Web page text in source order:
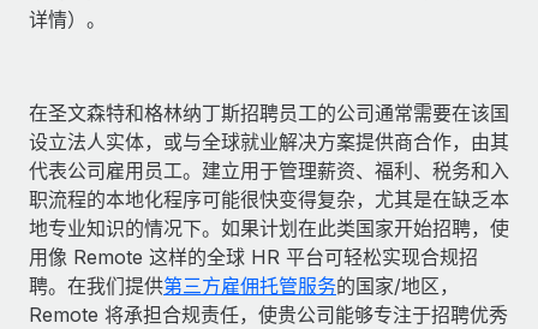
详情）。
在圣文森特和格林纳丁斯招聘员工的公司通常需要在该国
设立法人实体，或与全球就业解决方案提供商合作，由其
代表公司雇用员工。建立用于管理薪资、福利、税务和入
职流程的本地化程序可能很快变得复杂，尤其是在缺乏本
地专业知识的情况下。如果计划在此类国家开始招聘，使
用像 Remote 这样的全球 HR 平台可轻松实现合规招
聘。在我们提供第三方雇佣托管服务的国家/地区，
Remote 将承担合规责任，使贵公司能够专注于招聘优秀